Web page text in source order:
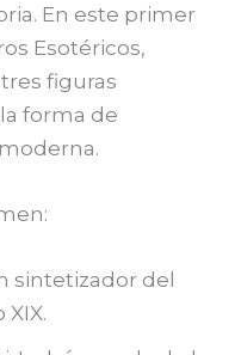
En este primer
Esotéricos,
figuras
forma de
sintetizador del